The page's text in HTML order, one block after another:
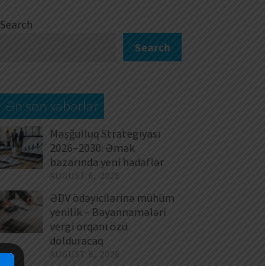
Search
Search
Ən son xəbərlər
Məşğulluq Strategiyası
2026–2030: Əmək
bazarında yeni hədəflər
AUGUST 6, 2026
ƏDV ödəyicilərinə mühüm
yenilik – Bəyannamələri
vergi orqanı özü
dolduracaq
AUGUST 6, 2026